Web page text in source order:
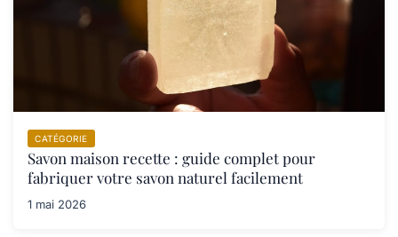
CATÉGORIE
Savon maison recette : guide complet pour
fabriquer votre savon naturel facilement
1 mai 2026